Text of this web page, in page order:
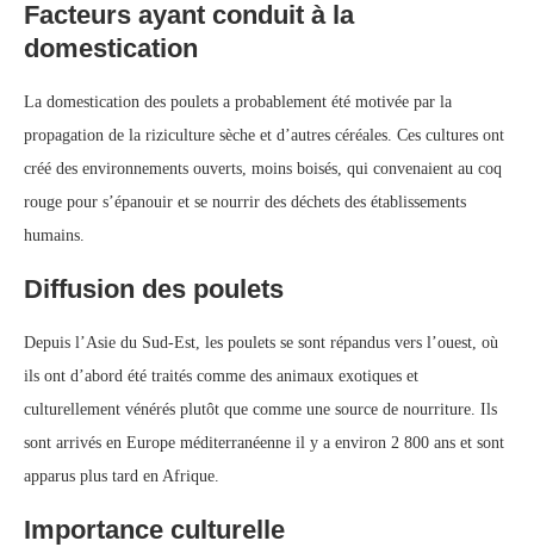
Facteurs ayant conduit à la
domestication
La domestication des poulets a probablement été motivée par la
propagation de la riziculture sèche et d’autres céréales. Ces cultures ont
créé des environnements ouverts, moins boisés, qui convenaient au coq
rouge pour s’épanouir et se nourrir des déchets des établissements
humains.
Diffusion des poulets
Depuis l’Asie du Sud-Est, les poulets se sont répandus vers l’ouest, où
ils ont d’abord été traités comme des animaux exotiques et
culturellement vénérés plutôt que comme une source de nourriture. Ils
sont arrivés en Europe méditerranéenne il y a environ 2 800 ans et sont
apparus plus tard en Afrique.
Importance culturelle